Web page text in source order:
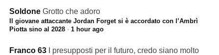
Soldone Grotto che adoro
Il giovane attaccante Jordan Forget si è accordato con l’Ambrì
Piotta sino al 2028· 1 hour ago
Franco 63
I presupposti per il futuro, credo siano molto